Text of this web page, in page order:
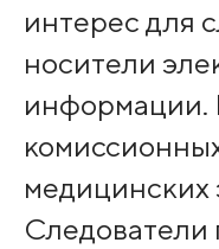
интерес для
носители
информации.
медицинских